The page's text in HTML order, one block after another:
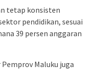
tetap konsisten
pendidikan, sesuai
39 persen anggaran
Maluku juga